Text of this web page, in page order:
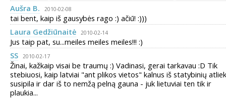
Aušra B.
2010-02-08
tai bent, kaip iš gausybės rago :) ačiū! :)))
Laura Gedžiūnaitė
2010-02-14
Jus taip pat, su...meiles meiles meiles!!! :)
SS
2010-02-17
Žinai, kažkaip visai be traumų :) Vadinasi, gerai tarkavau :D Tik
stebiuosi, kaip latviai "ant plikos vietos" kalnus iš statybinių
susipila ir dar iš to nemžą pelną gauna - juk lietuviai ten tik ir
plaukia...